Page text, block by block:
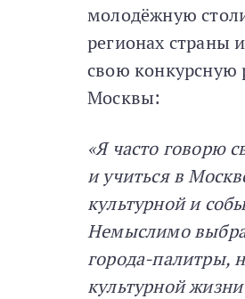
молодёжную
регионах страны
свою конкурсную
Москвы:
«Я часто говорю
и учиться в
культурной и
Немыслимо
города-палитры,
культурной